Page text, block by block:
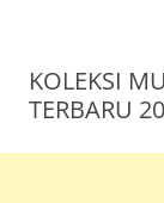
KOLEKSI
TERBARU